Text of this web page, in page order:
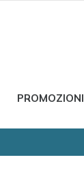
PROMOZIONI